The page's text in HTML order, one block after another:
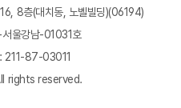
8층(대치동, 노벨빌딩)(06194)
울강남-01031호
211-87-03011
rights reserved.